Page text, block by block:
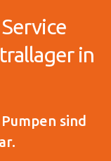
in
sind